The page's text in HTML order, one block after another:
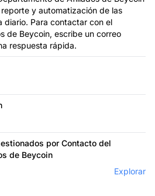
y automatización de las
diario. Para contactar con el
de Beycoin, escribe un correo
respuesta rápida.
por Contacto del
de Beycoin
Explorar